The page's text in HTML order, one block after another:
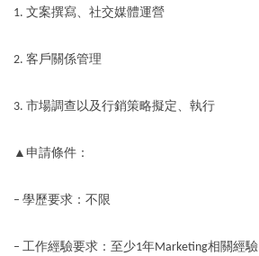
1. 文案撰寫、社交媒體運營
2. 客戶關係管理
3. 市場調查以及行銷策略擬定、執行
▲申請條件：
– 學歷要求：不限
– 工作經驗要求：至少1年Marketing相關經驗